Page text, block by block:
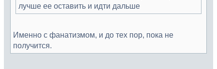
лучше ее оставить и идти дальше
Именно с фанатизмом, и до тех пор, пока не
получится.